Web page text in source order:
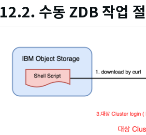
12.2. 수동 ZDB 작업